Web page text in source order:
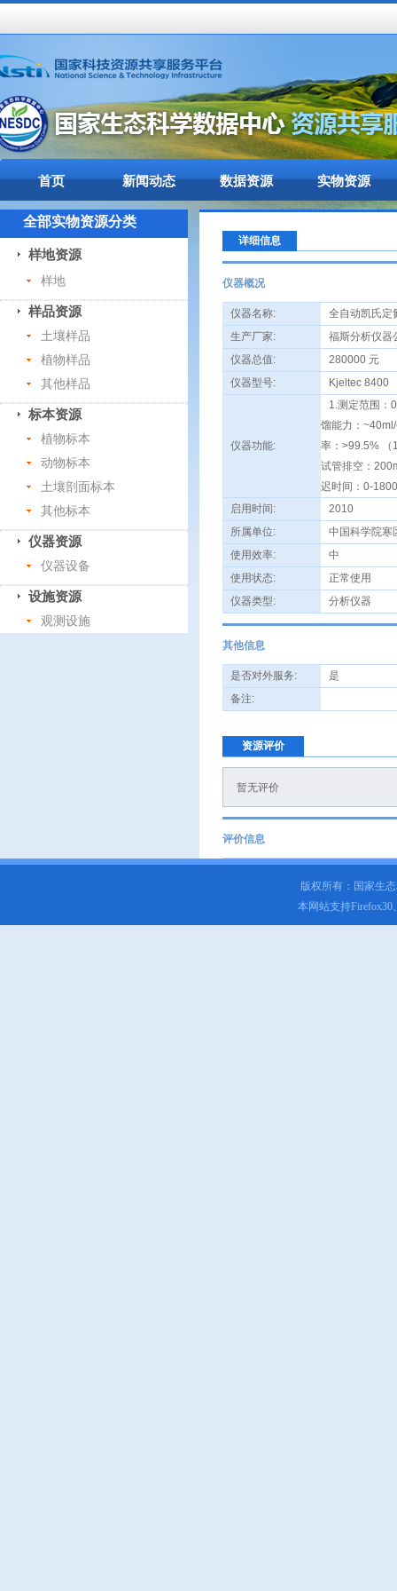
首页 新闻动态 数据资源 实物资源
全部实物资源分类
样地资源
样地
样品资源
土壤样品
植物样品
其他样品
标本资源
植物标本
动物标本
土壤剖面标本
其他标本
仪器资源
仪器设备
设施资源
观测设施
详细信息
仪器概况
仪器名称:
全自动凯氏定
生产厂家:
福斯分析仪器
仪器总值:
280000 元
仪器型号:
Kjeltec 8400
仪器功能:
1.测定范围：
馏能力：
率：>99.5% （
试管排空：
迟时间：0-
启用时间:
2010
所属单位:
中国科学院寒
使用效率:
中
使用状态:
正常使用
仪器类型:
分析仪器
其他信息
是否对外服务:
是
备注:
资源评价
暂无评价
评价信息
版权所有：国家生
本网站支持